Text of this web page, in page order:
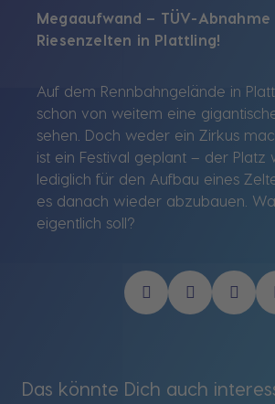
Megaaufwand – TÜV-Abnahme
Riesenzelten in Plattling!
Auf dem Rennbahngelände in
schon von weitem eine
sehen. Doch weder ein Zirkus
ist ein Festival geplant – der Platz
lediglich für den Aufbau eines
es danach wieder abzubauen.
eigentlich soll?
Das könnte Dich auch